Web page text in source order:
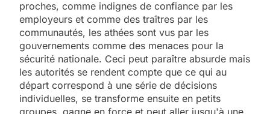
proches, comme indignes de confiance par les
employeurs et comme des traîtres par les
communautés, les athées sont vus par les
gouvernements comme des menaces pour la
sécurité nationale. Ceci peut paraître absurde mais
les autorités se rendent compte que ce qui au
départ correspond à une série de décisions
individuelles, se transforme ensuite en petits
groupes, gagne en force et peut aller jusqu'à une